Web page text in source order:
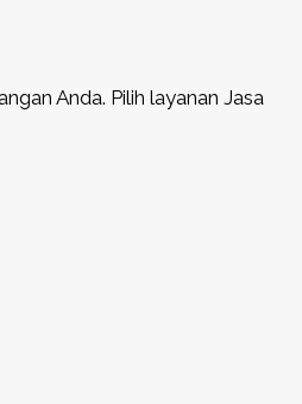
Anda. Pilih layanan Jasa